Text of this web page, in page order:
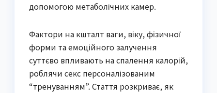
допомогою метаболічних камер.
Фактори на кшталт ваги, віку, фізичної
форми та емоційного залучення
суттєво впливають на спалення калорій,
роблячи секс персоналізованим
“тренуванням”. Стаття розкриває, як